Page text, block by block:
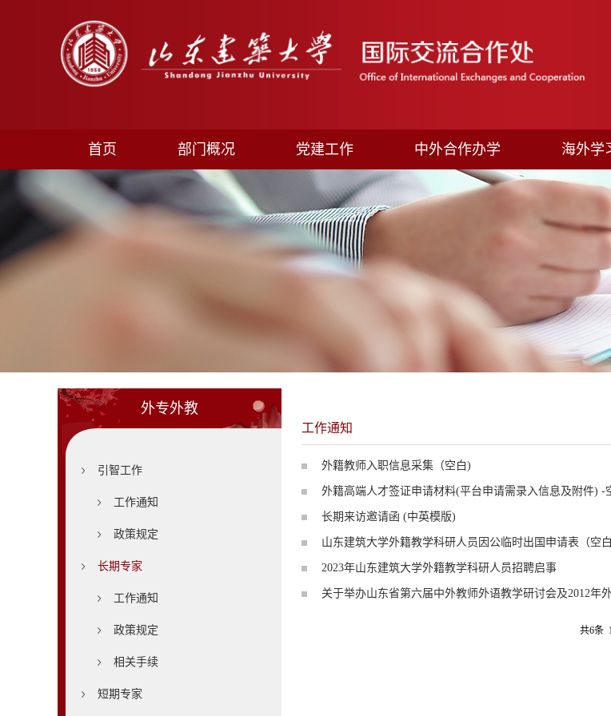
首页 部门概况 党建工作 中外合作办学 海外学
外专外教
引智工作
工作通知
政策规定
长期专家
工作通知
政策规定
相关手续
短期专家
工作通知
外籍教师入职信息采集（空白)
外籍高端人才签证申请材料(平台申请需录入信息及附件) -
长期来访邀请函 (中英模版)
山东建筑大学外籍教学科研人员因公临时出国申请表（空
2023年山东建筑大学外籍教学科研人员招聘启事
关于举办山东省第六届中外教师外语教学研讨会及2012年
共6条